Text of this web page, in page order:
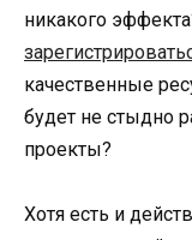
никакого
качественные
будет не стыдно
проекты?
Хотя есть и